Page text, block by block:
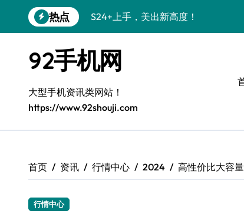
到
热点
S24+上手，美出新高度！
A56 5G惊艳登场，三星新风尚来了！
三星S26个性美颜全攻略，一键解锁
S25美化秘籍：个性潮玩，点亮三星
C55 5G焕新秘籍：定制潮流无限可能
Galaxy Z Flip6：折叠时尚，尽享炫
92手机网
大型手机资讯类网站！
https://www.92shouji.com
首页 资讯 行情中心 2024 高性价比大容
行情中心